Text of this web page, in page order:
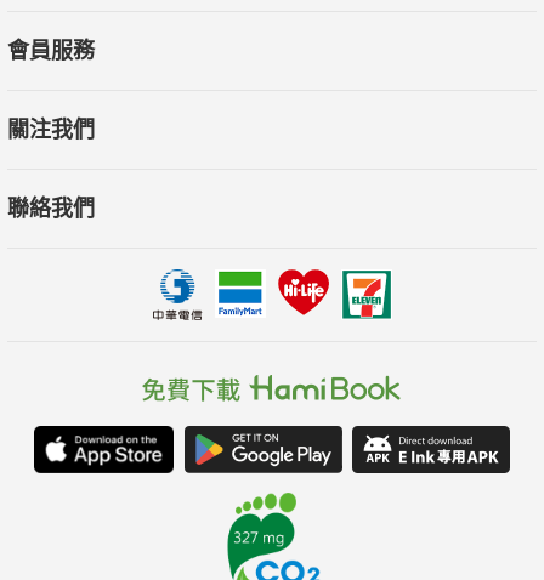
會員服務
關注我們
聯絡我們